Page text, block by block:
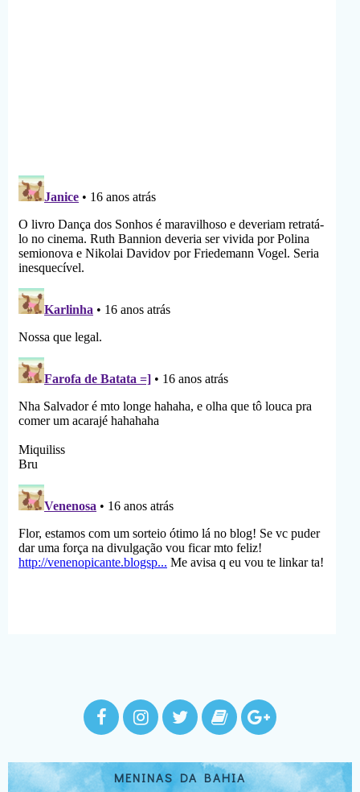
MENINAS DA BAHIA